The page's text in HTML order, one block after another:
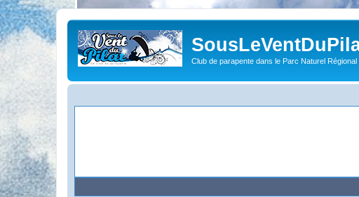
Club de parapente dans le Parc Naturel Régional